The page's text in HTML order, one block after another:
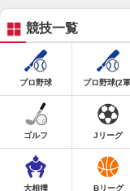
競技一覧
プロ野球 プロ野球(2
ゴルフ Jリーグ
大相撲 Bリーグ